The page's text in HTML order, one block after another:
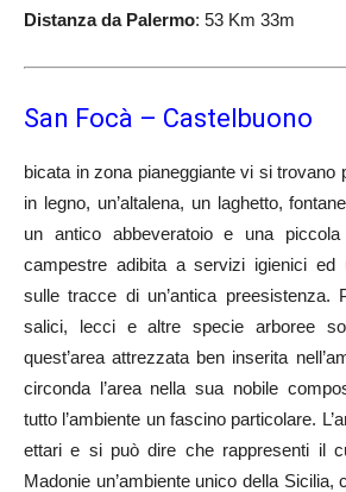
Distanza da Palermo: 53 Km 33m
San Focà – Castelbuono
bicata in zona pianeggiante vi si trovano
in legno, un’altalena, un laghetto,
un antico abbeveratoio e una
campestre adibita a servizi igienici ed
sulle tracce di un’antica preesistenza.
salici, lecci e altre specie arboree
quest’area attrezzata ben inserita
circonda l’area nella sua nobile
tutto l’ambiente un fascino particolare.
ettari e si può dire che rappresenti il
Madonie un’ambiente unico della Sicilia,